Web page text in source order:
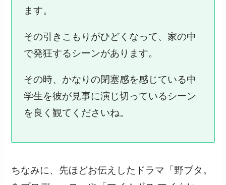
ます。
その引きこもりがひどくなって、家の中
で発狂するシーンがあります。
その時、かなりの閉塞感を感じている中
学生を彼が見事に演じ切っているシーン
を良く観てくださいね。
ちなみに、先ほどお伝えしたドラマ「野ブタ。